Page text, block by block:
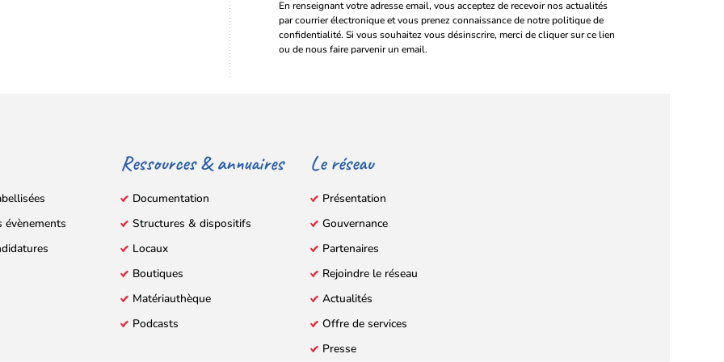
En renseignant votre adresse email, vous acceptez de recevoir nos actualités
par courrier électronique et vous prenez connaissance de notre politique de
confidentialité. Si vous souhaitez vous désinscrire, merci de cliquer sur ce lien
ou de nous faire parvenir un email.
évènements
Ressources & annuaires
Documentation
Structures & dispositifs
Locaux
Boutiques
Matériauthèque
Podcasts
Le réseau
Présentation
Gouvernance
Partenaires
Rejoindre le réseau
Actualités
Offre de services
Presse